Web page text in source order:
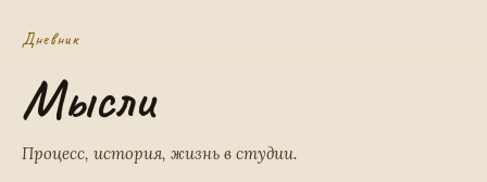
Дневник
Мысли
Процесс, история, жизнь в студии.